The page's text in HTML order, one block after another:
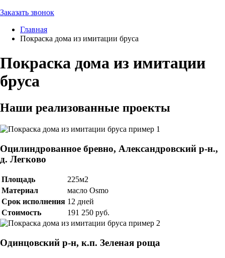
Заказать звонок
Главная
Покраска дома из имитации бруса
Покраска дома из имитации
бруса
Наши реализованные проекты
Оцилиндрованное бревно, Александровский р-н.,
д. Легково
Площадь
225м2
Материал
масло Osmo
Срок исполнения 12 дней
Стоимость
191 250 руб.
Одинцовский р-н, к.п. Зеленая роща